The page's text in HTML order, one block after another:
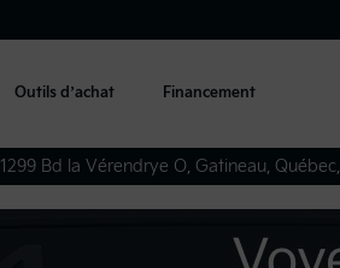
Outils d’achat Financement
1299 Bd la Vérendrye O, Gatineau, Québec,